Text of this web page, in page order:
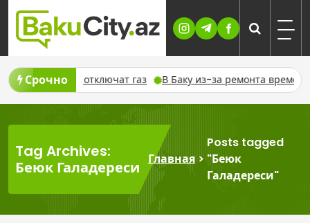
Skip
content
Срочно
временно отключат газ В Баку из-за ремонта временно
Tag Archives:
Беюк Галадереси
Главная>
Posts tagged
"Беюк
Галадереси"